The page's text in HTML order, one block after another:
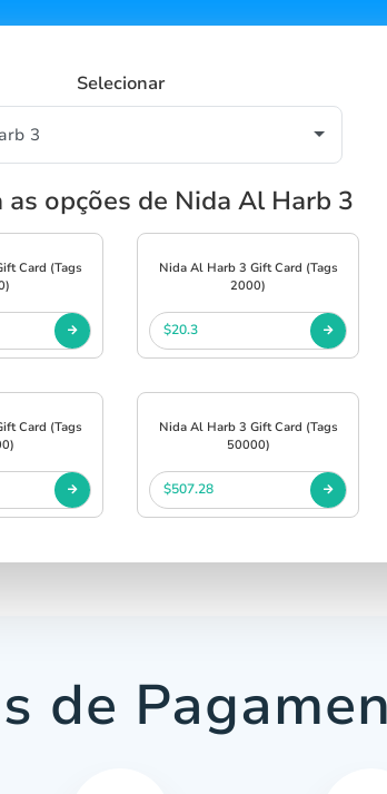
Selecionar
as opções de Nida Al Harb 3
Card (Tags
Nida Al Harb 3 Gift Card (Tags
2000)
$20.3
Card (Tags
Nida Al Harb 3 Gift Card (Tags
50000)
$507.28
de